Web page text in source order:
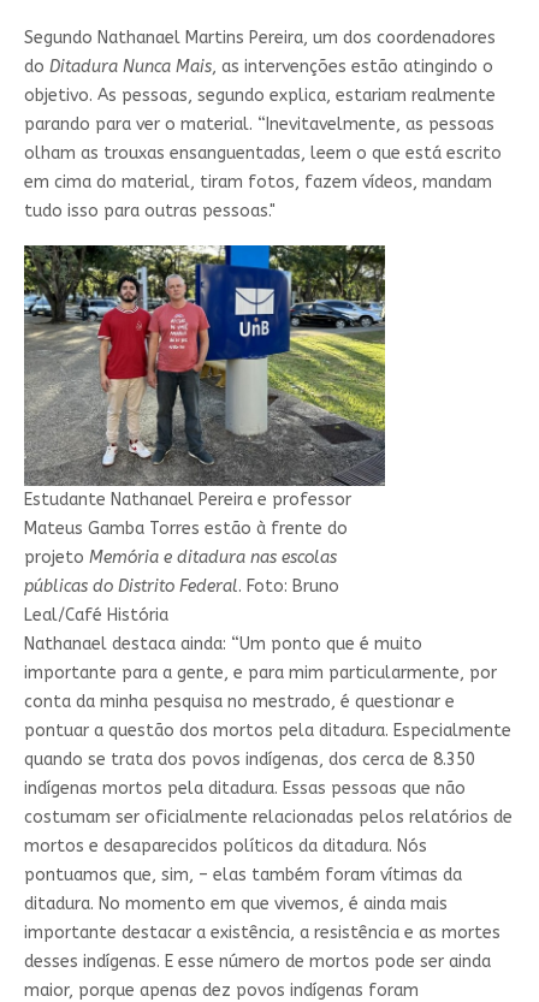
Segundo Nathanael Martins Pereira, um dos coordenadores
do Ditadura Nunca Mais, as intervenções estão atingindo o
objetivo. As pessoas, segundo explica, estariam realmente
parando para ver o material. “Inevitavelmente, as pessoas
olham as trouxas ensanguentadas, leem o que está escrito
em cima do material, tiram fotos, fazem vídeos, mandam
tudo isso para outras pessoas."
Estudante Nathanael Pereira e professor
Mateus Gamba Torres estão à frente do
projeto Memória e ditadura nas escolas
públicas do Distrito Federal. Foto: Bruno
Leal/Café História
Nathanael destaca ainda: “Um ponto que é muito
importante para a gente, e para mim particularmente, por
conta da minha pesquisa no mestrado, é questionar e
pontuar a questão dos mortos pela ditadura. Especialmente
quando se trata dos povos indígenas, dos cerca de 8.350
indígenas mortos pela ditadura. Essas pessoas que não
costumam ser oficialmente relacionadas pelos relatórios de
mortos e desaparecidos políticos da ditadura. Nós
pontuamos que, sim, – elas também foram vítimas da
ditadura. No momento em que vivemos, é ainda mais
importante destacar a existência, a resistência e as mortes
desses indígenas. E esse número de mortos pode ser ainda
maior, porque apenas dez povos indígenas foram